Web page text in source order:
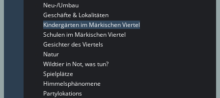
Neu-/Umbau
Geschäfte & Lokalitäten
Kindergärten im Märkischen Viertel
Schulen im Märkischen Viertel
Gesichter des Viertels
Natur
Wildtier in Not, was tun?
Spielplätze
Himmelsphänomene
Partylokations